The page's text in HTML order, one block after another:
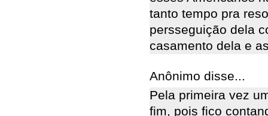
tanto tempo pra
persseguição dela
casamento dela e
Anônimo disse...
Pela primeira vez
fim, pois fico